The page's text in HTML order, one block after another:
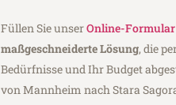
Füllen Sie unserOnline-Formular
maßgeschneiderte Lösung, die
Bedürfnisse und Ihr Budget
von Mannheim nach Stara